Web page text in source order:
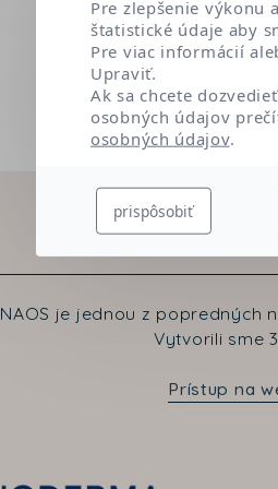
NAOS je jednou z popredných
Vytvorili sme
Prístup na
Pre zlepšenie výkonu
štatistické údaje aby
Pre viac informácií
Upraviť.
Ak sa chcete
osobných údajov
osobných údajov.
prispôsobiť